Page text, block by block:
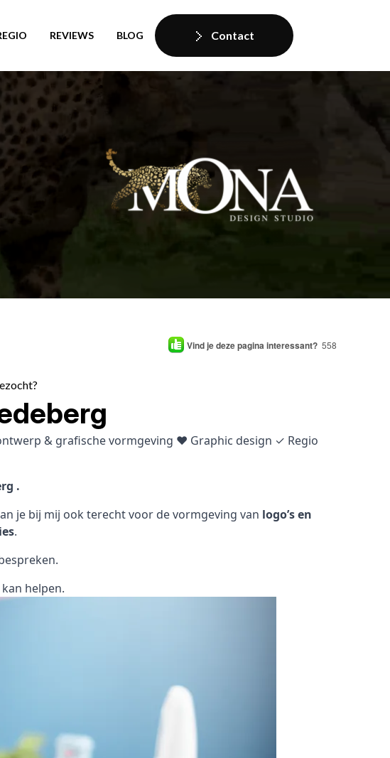
REVIEWS BLOG Contact
Vind je deze pagina interessant? 558
& grafische vormgeving ♥ Graphic design ✓ Regio
.
je bij mij ook terecht voor de vormgeving van logo’s en
.
helpen.